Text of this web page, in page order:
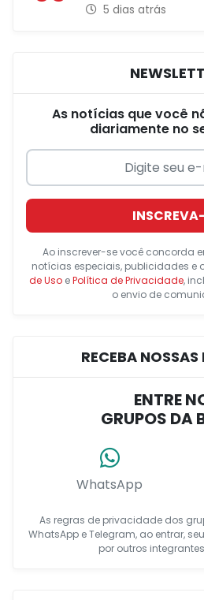
5 dias atrás
As notícias que você
diariamente no
Ao inscrever-se você concorda
notícias especiais, publicidades e
de UsoePolítica de Privacidade,
o envio de
RECEBA
ENTRE
GRUPOS DA
WhatsApp
As regras de privacidade dos
WhatsApp e Telegram, ao entrar,
por outros